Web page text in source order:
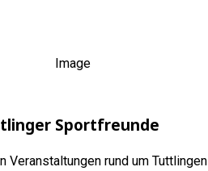
Sportfreunde
Veranstaltungen rund um Tuttlingen